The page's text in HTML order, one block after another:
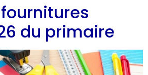
du primaire